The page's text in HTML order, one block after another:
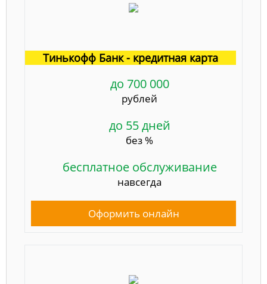
Тинькофф Банк - кредитная карта
до 700 000
рублей
до 55 дней
без %
бесплатное обслуживание
навсегда
Оформить онлайн